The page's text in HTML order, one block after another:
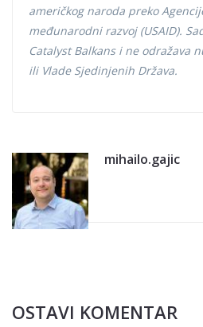
američkog naroda preko
međunarodni razvoj (USAID).
Catalyst Balkans i ne odražava
ili Vlade Sjedinjenih Država.
mihailo.gajic
OSTAVI KOMENTAR